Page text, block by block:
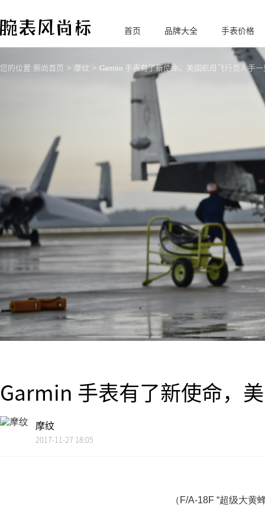
腕
表风尚标
首页 品牌大全 手表价格
您的位置: 腕尚首页 摩纹 Garmin 手表有了新使命，美国航母飞行员人手一
Garmin 手表有了新使命，
摩纹
2017-11-27 18:05
（F/A-18F “超级大黄